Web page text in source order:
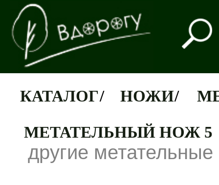
КАТАЛОГ/ НОЖИ/
МЕТАТЕЛЬНЫЙ НОЖ 5
другие